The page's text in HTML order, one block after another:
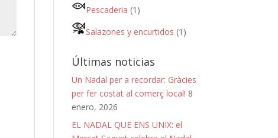
Pescaderia (1)
Salazones y encurtidos (1)
Últimas noticias
Un Nadal per a recordar: Gràcies
per fer costat al comerç local! 8
enero, 2026
EL NADAL QUE ENS UNIX: el